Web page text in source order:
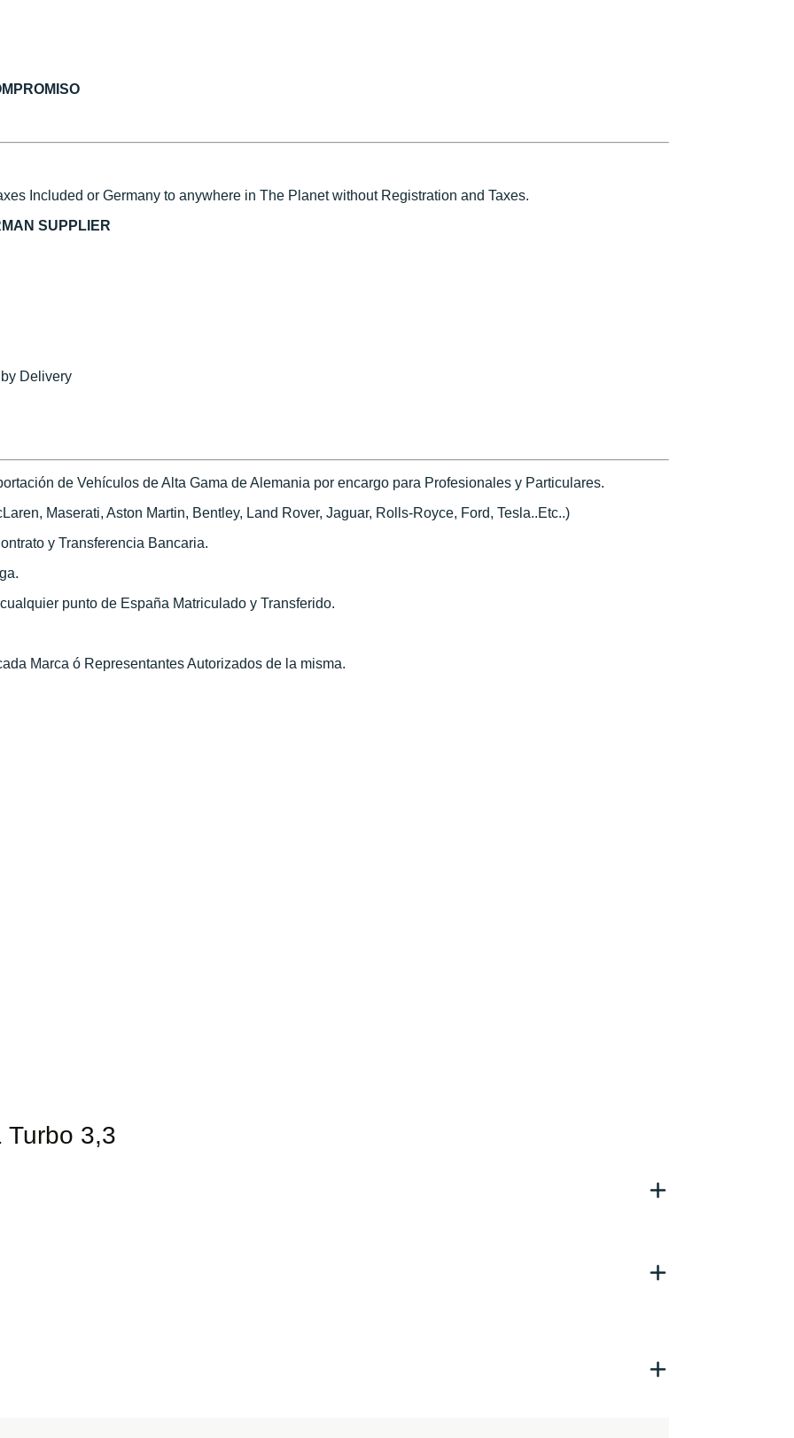
Included or Germany to anywhere in The Planet without Registration and Taxes.
SUPPLIER
Delivery
de Vehículos de Alta Gama de Alemania por encargo para Profesionales y Particulares.
Maserati, Aston Martin, Bentley, Land Rover, Jaguar, Rolls-Royce, Ford, Tesla..Etc..)
y Transferencia Bancaria.
punto de España Matriculado y Transferido.
Marca ó Representantes Autorizados de la misma.
Turbo 3,3